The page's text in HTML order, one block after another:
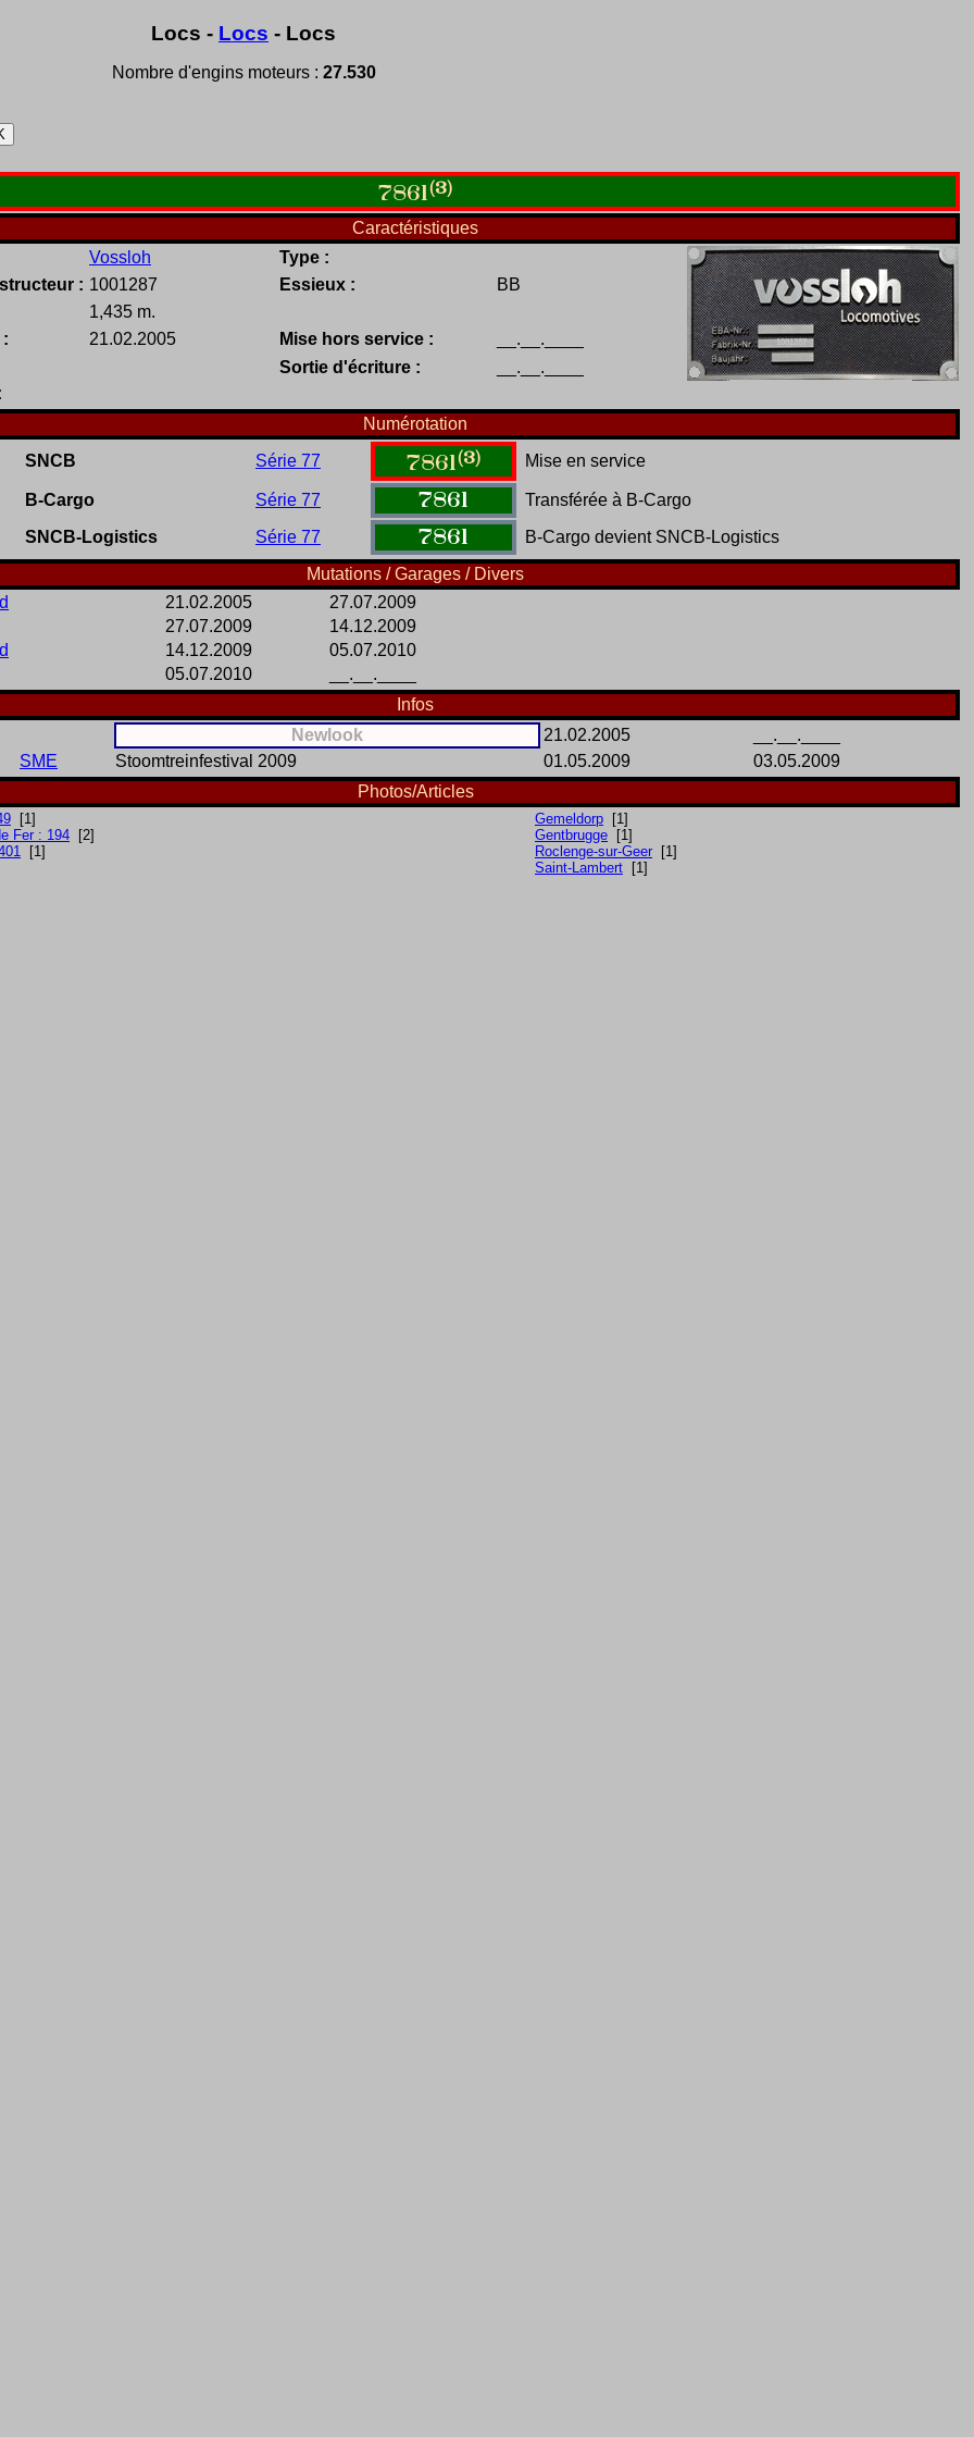
Locs - Locs - Locs
Nombre d'engins moteurs : 27.530
7861(3)
Caractéristiques
Vossloh Type :
1001287
: 1001287 Essieux :
BB
1,435 m.
21.02.2005 Mise hors service :
__.__.____
Sortie d'écriture :
__.__.____
Numérotation
SNCB Série 77 7861(3) Mise en service
B-Cargo Série 77 7861
Transférée à B-Cargo
SNCB-Logistics Série 77 7861
B-Cargo devient SNCB-Logistics
Mutations / Garages / Divers
21.02.2005
27.07.2009
27.07.2009
14.12.2009
14.12.2009
05.07.2010
05.07.2010
__.__.____
Infos
Newlook 21.02.2005
__.__.____
SME Stoomtreinfestival 2009 01.05.2009
03.05.2009
Photos/Articles
[1]
Fer : 194 [2]
[1]
Gemeldorp [1]
Gentbrugge [1]
Roclenge-sur-Geer [1]
Saint-Lambert [1]